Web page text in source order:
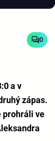
0
a v
zápas.
prohráli ve